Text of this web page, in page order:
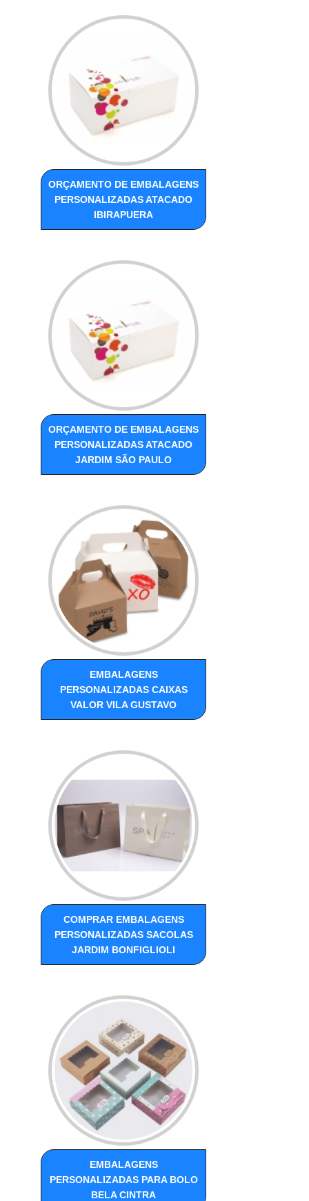
ORÇAMENTO DE EMBALAGENS
PERSONALIZADAS ATACADO
IBIRAPUERA
ORÇAMENTO DE EMBALAGENS
PERSONALIZADAS ATACADO
JARDIM SÃO PAULO
EMBALAGENS
PERSONALIZADAS CAIXAS
VALOR VILA GUSTAVO
COMPRAR EMBALAGENS
PERSONALIZADAS SACOLAS
JARDIM BONFIGLIOLI
EMBALAGENS
PERSONALIZADAS PARA BOLO
BELA CINTRA